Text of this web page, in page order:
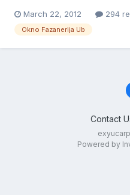
Uba. http://s7.postimage.org/
U komercijalnu upotrebu, revir
March 22, 2012 294
Okno Fazanerija Ub
Contact
Powered by